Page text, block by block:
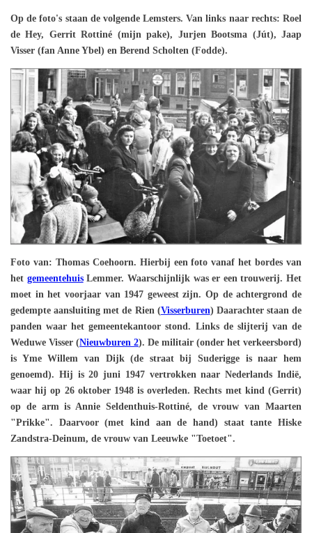
Op de foto's staan de volgende Lemsters. Van links naar rechts: Roel
de Hey, Gerrit Rottiné (mijn pake), Jurjen Bootsma (Jút), Jaap
Visser (fan Anne Ybel) en Berend Scholten (Fodde).
Foto van: Thomas Coehoorn. Hierbij een foto vanaf het bordes van
het gemeentehuisLemmer. Waarschijnlijk was er een trouwerij. Het
moet in het voorjaar van 1947 geweest zijn. Op de achtergrond de
gedempte aansluiting met de Rien (Visserburen) Daarachter staan de
panden waar het gemeentekantoor stond. Links de slijterij van de
Weduwe Visser (Nieuwburen 2). De militair (onder het verkeersbord)
is Yme Willem van Dijk (de straat bij Suderigge is naar hem
genoemd). Hij is 20 juni 1947 vertrokken naar Nederlands Indië,
waar hij op 26 oktober 1948 is overleden.Rechts met kind (Gerrit)
op de arm is Annie Seldenthuis-Rottiné, de vrouw van Maarten
"Prikke". Daarvoor (met kind aan de hand) staat tante Hiske
Zandstra-Deinum, de vrouw van Leeuwke "Toetoet".